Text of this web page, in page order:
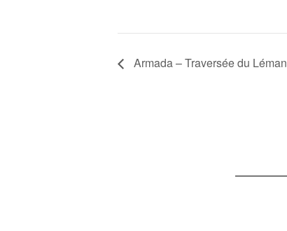
Armada – Traversée du Léman